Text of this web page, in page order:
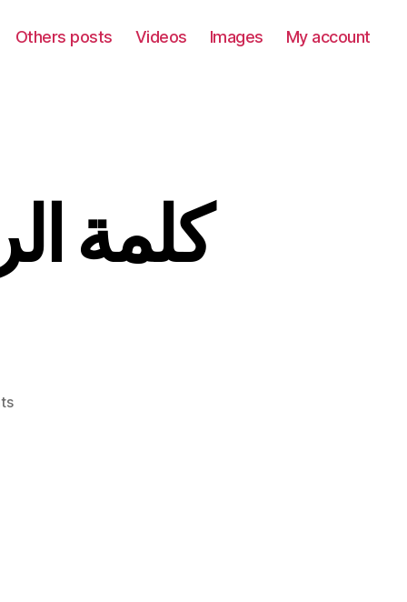
Others posts Videos Images My account
كلمة
on